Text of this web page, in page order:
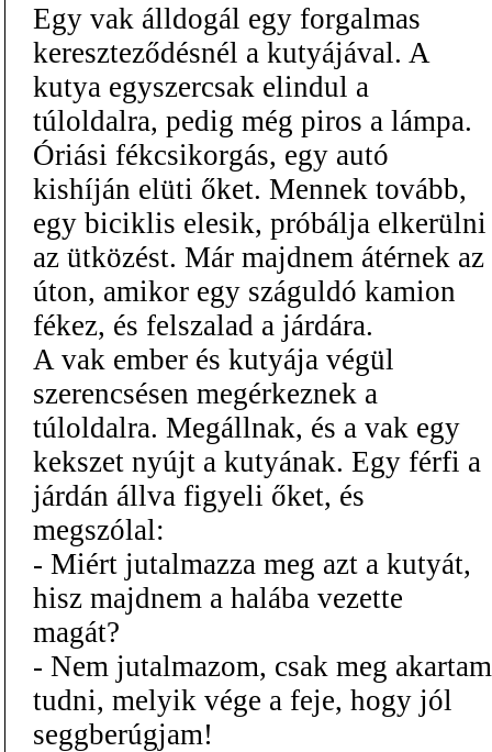
Egy vak álldogál egy forgalmas
kereszteződésnél a kutyájával. A
kutya egyszercsak elindul a
túloldalra, pedig még piros a lámpa.
Óriási fékcsikorgás, egy autó
kishíján elüti őket. Mennek tovább,
egy biciklis elesik, próbálja elkerülni
az ütközést. Már majdnem átérnek az
úton, amikor egy száguldó kamion
fékez, és felszalad a járdára.
A vak ember és kutyája végül
szerencsésen megérkeznek a
túloldalra. Megállnak, és a vak egy
kekszet nyújt a kutyának. Egy férfi a
járdán állva figyeli őket, és
megszólal:
- Miért jutalmazza meg azt a kutyát,
hisz majdnem a halába vezette
magát?
- Nem jutalmazom, csak meg akartam
tudni, melyik vége a feje, hogy jól
seggberúgjam!